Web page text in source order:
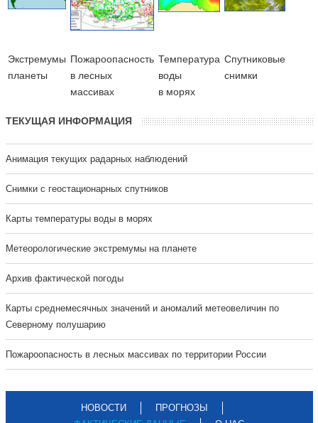
Экстремумы
планеты
Пожароопасность
в лесных
массивах
Температура
воды
в морях
Cпутниковые
снимки
ТЕКУЩАЯ ИНФОРМАЦИЯ
Анимация текущих радарных наблюдений
Cнимки с геостационарных спутников
Карты температуры воды в морях
Метеорологические экстремумы на планете
Архив фактической погоды
Карты среднемесячных значений и аномалий метеовеличин по
Северному полушарию
Пожароопасность в лесных массивах по территории России
НОВОСТИ
ПРОГНОЗЫ